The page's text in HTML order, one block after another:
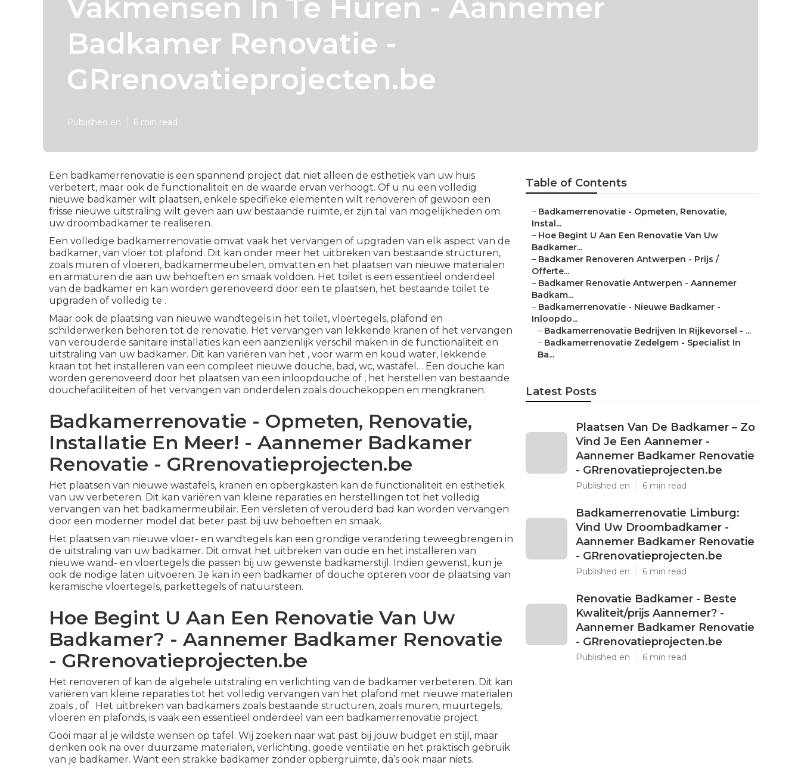
Vakmensen In Te Huren - Aannemer
Badkamer Renovatie -
GRrenovatieprojecten.be
Published en 6 min read
Een badkamerrenovatie is een spannend project dat niet alleen de esthetiek van uw huis
verbetert, maar ook de functionaliteit en de waarde ervan verhoogt. Of u nu een volledig
nieuwe badkamer wilt plaatsen, enkele specifieke elementen wilt renoveren of gewoon een
frisse nieuwe uitstraling wilt geven aan uw bestaande ruimte, er zijn tal van mogelijkheden om
uw droombadkamer te realiseren.
Een volledige badkamerrenovatie omvat vaak het vervangen of upgraden van elk aspect van de
badkamer, van vloer tot plafond. Dit kan onder meer het uitbreken van bestaande structuren,
zoals muren of vloeren, badkamermeubelen, omvatten en het plaatsen van nieuwe materialen
en armaturen die aan uw behoeften en smaak voldoen. Het toilet is een essentieel onderdeel
van de badkamer en kan worden gerenoveerd door een te plaatsen, het bestaande toilet te
upgraden of volledig te .
Maar ook de plaatsing van nieuwe wandtegels in het toilet, vloertegels, plafond en
schilderwerken behoren tot de renovatie. Het vervangen van lekkende kranen of het vervangen
van verouderde sanitaire installaties kan een aanzienlijk verschil maken in de functionaliteit en
uitstraling van uw badkamer. Dit kan variëren van het , voor warm en koud water, lekkende
kraan tot het installeren van een compleet nieuwe douche, bad, wc, wastafel… Een douche kan
worden gerenoveerd door het plaatsen van een inloopdouche of , het herstellen van bestaande
douchefaciliteiten of het vervangen van onderdelen zoals douchekoppen en mengkranen.
Badkamerrenovatie - Opmeten, Renovatie,
Installatie En Meer! - Aannemer Badkamer
Renovatie - GRrenovatieprojecten.be
Het plaatsen van nieuwe wastafels, kranen en opbergkasten kan de functionaliteit en esthetiek
van uw verbeteren. Dit kan variëren van kleine reparaties en herstellingen tot het volledig
vervangen van het badkamermeubilair. Een versleten of verouderd bad kan worden vervangen
door een moderner model dat beter past bij uw behoeften en smaak.
Het plaatsen van nieuwe vloer- en wandtegels kan een grondige verandering teweegbrengen in
de uitstraling van uw badkamer. Dit omvat het uitbreken van oude en het installeren van
nieuwe wand- en vloertegels die passen bij uw gewenste badkamerstijl. Indien gewenst, kun je
ook de nodige laten uitvoeren. Je kan in een badkamer of douche opteren voor de plaatsing van
keramische vloertegels, parkettegels of natuursteen.
Hoe Begint U Aan Een Renovatie Van Uw
Badkamer? - Aannemer Badkamer Renovatie
- GRrenovatieprojecten.be
Het renoveren of kan de algehele uitstraling en verlichting van de badkamer verbeteren. Dit kan
variëren van kleine reparaties tot het volledig vervangen van het plafond met nieuwe materialen
zoals , of . Het uitbreken van badkamers zoals bestaande structuren, zoals muren, muurtegels,
vloeren en plafonds, is vaak een essentieel onderdeel van een badkamerrenovatie project.
Gooi maar al je wildste wensen op tafel. Wij zoeken naar wat past bij jouw budget en stijl, maar
denken ook na over duurzame materialen, verlichting, goede ventilatie en het praktisch gebruik
van je badkamer. Want een strakke badkamer zonder opbergruimte, da’s ook maar niets.
Table of Contents
– Badkamerrenovatie - Opmeten, Renovatie,
Instal...
– Hoe Begint U Aan Een Renovatie Van Uw
Badkamer...
– Badkamer Renoveren Antwerpen - Prijs /
Offerte...
– Badkamer Renovatie Antwerpen - Aannemer
Badkam...
– Badkamerrenovatie - Nieuwe Badkamer -
Inloopdo...
– Badkamerrenovatie Bedrijven In Rijkevorsel - ...
– Badkamerrenovatie Zedelgem - Specialist In
Ba...
Latest Posts
Plaatsen Van De Badkamer – Zo
Vind Je Een Aannemer -
Aannemer Badkamer Renovatie
- GRrenovatieprojecten.be
Published en 6 min read
Badkamerrenovatie Limburg:
Vind Uw Droombadkamer -
Aannemer Badkamer Renovatie
- GRrenovatieprojecten.be
Published en 6 min read
Renovatie Badkamer - Beste
Kwaliteit/prijs Aannemer? -
Aannemer Badkamer Renovatie
- GRrenovatieprojecten.be
Published en 6 min read